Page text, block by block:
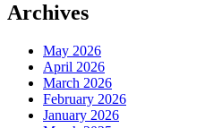
Archives
May 2026
April 2026
March 2026
February 2026
January 2026